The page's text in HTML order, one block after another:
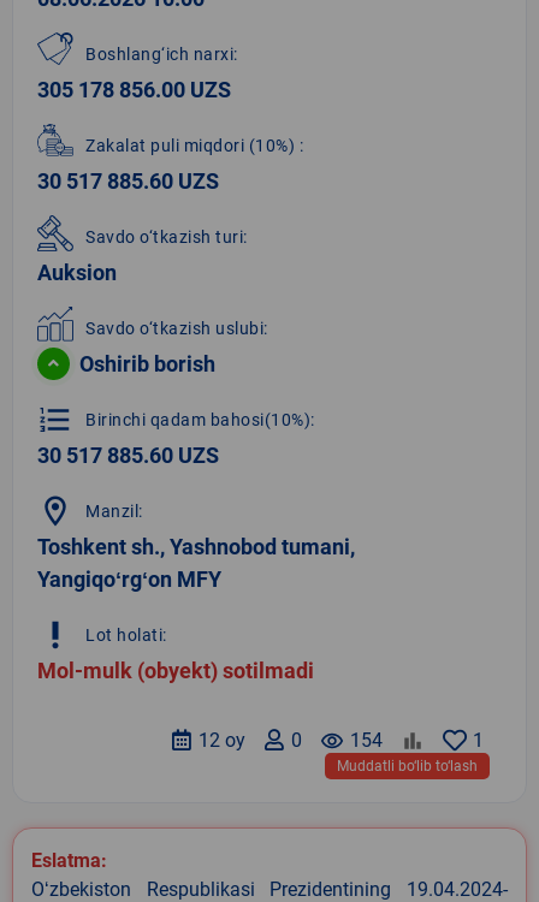
Boshlang‘ich narxi:
305 178 856.00 UZS
Zakalat puli miqdori (10%) :
30 517 885.60 UZS
Savdo o‘tkazish turi:
Auksion
Savdo o‘tkazish uslubi:
Oshirib borish
format_list_numbered Birinchi qadam bahosi(10%):
30 517 885.60 UZS
location_on Manzil:
Toshkent sh., Yashnobod tumani,
Yangiqoʻrgʻon MFY
priority_high Lot holati:
Mol-mulk (obyekt) sotilmadi
1
remove_red_eye 154
0
12 oy
Muddatli bo‘lib to‘lash
Eslatma:
Oʻzbekiston Respublikasi Prezidentining 19.04.2024-